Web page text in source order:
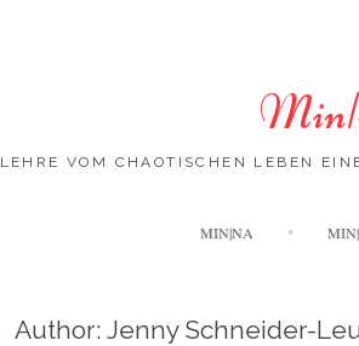
LEHRE VOM CHAOTISCHEN LEBEN
MIN|NA
Author: Jenny Schneider-